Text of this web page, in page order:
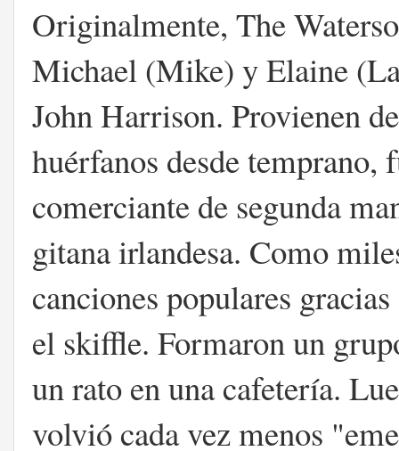
Originalmente, The
Michael (Mike) y Elaine
John Harrison. Provienen
huérfanos desde temprano,
comerciante de segunda
gitana irlandesa. Como
canciones populares
el skiffle. Formaron un
un rato en una cafetería.
volvió cada vez menos